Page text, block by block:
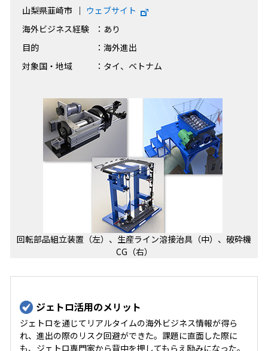
山梨県韮崎市
ウェブサイト
海外ビジネス経験
：あり
目的
：海外進出
対象国・地域
：タイ、ベトナム
回転部品組立装置（左）、生産ライン溶接治具（中）、破砕機
CG（右）
ジェトロ活用のメリット
ジェトロを通じてリアルタイムの海外ビジネス情報が得ら
れ、進出の際のリスク回避ができた。課題に直面した際に
も、ジェトロ専門家から背中を押してもらえ励みになった。